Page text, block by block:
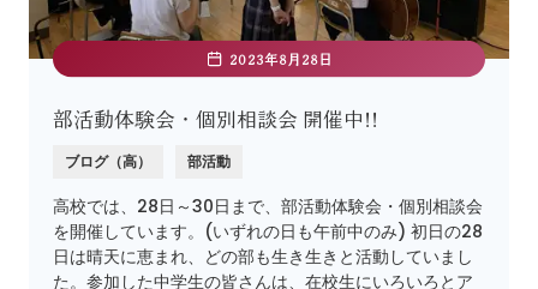
2023年8月28日
部活動体験会・個別相談会 開催中!!
ブログ（高） 部活動
高校では、28日～30日まで、部活動体験会・個別相談会
を開催しています。(いずれの日も午前中のみ) 初日の28
日は晴天に恵まれ、どの部も生き生きと活動していまし
た。参加した中学生の皆さんは、在校生にいろいろとア